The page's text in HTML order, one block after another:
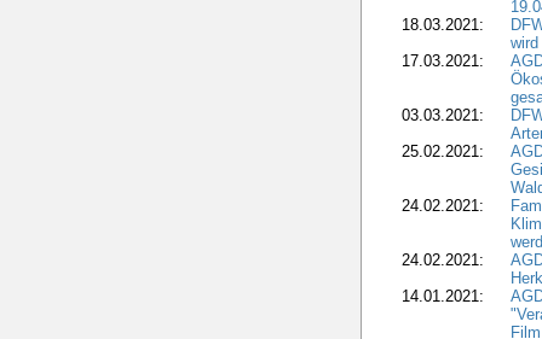
18.03.2021:
17.03.2021:
03.03.2021:
25.02.2021:
24.02.2021:
24.02.2021:
14.01.2021: